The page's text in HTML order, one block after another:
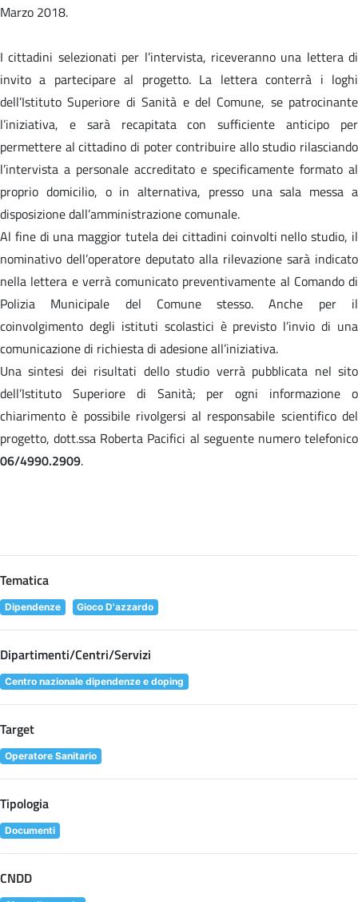
Marzo 2018.
I cittadini selezionati per l’intervista, riceveranno una lettera di
invito a partecipare al progetto. La lettera conterrà i loghi
dell’Istituto Superiore di Sanità e del Comune, se patrocinante
l’iniziativa, e sarà recapitata con sufficiente anticipo per
permettere al cittadino di poter contribuire allo studio rilasciando
l’intervista a personale accreditato e specificamente formato al
proprio domicilio, o in alternativa, presso una sala messa a
disposizione dall’amministrazione comunale.
Al fine di una maggior tutela dei cittadini coinvolti nello studio, il
nominativo dell’operatore deputato alla rilevazione sarà indicato
nella lettera e verrà comunicato preventivamente al Comando di
Polizia Municipale del Comune stesso. Anche per il
coinvolgimento degli istituti scolastici è previsto l’invio di una
comunicazione di richiesta di adesione all’iniziativa.
Una sintesi dei risultati dello studio verrà pubblicata nel sito
dell’Istituto Superiore di Sanità; per ogni informazione o
chiarimento è possibile rivolgersi al responsabile scientifico del
progetto, dott.ssa Roberta Pacifici al seguente numero telefonico
06/4990.2909.
Tematica
Dipendenze Gioco D'azzardo
Dipartimenti/Centri/Servizi
Centro nazionale dipendenze e doping
Target
Operatore Sanitario
Tipologia
Documenti
CNDD